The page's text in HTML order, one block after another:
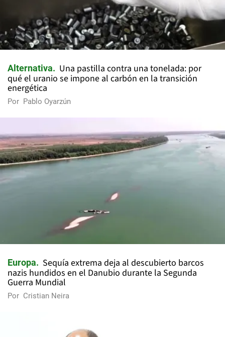
Alternativa
Una pastilla contra una tonelada: por
qué el uranio se impone al carbón en la transición
energética
Por Pablo Oyarzún
Europa
Sequía extrema deja al descubierto barcos
nazis hundidos en el Danubio durante la Segunda
Guerra Mundial
Por Cristian Neira